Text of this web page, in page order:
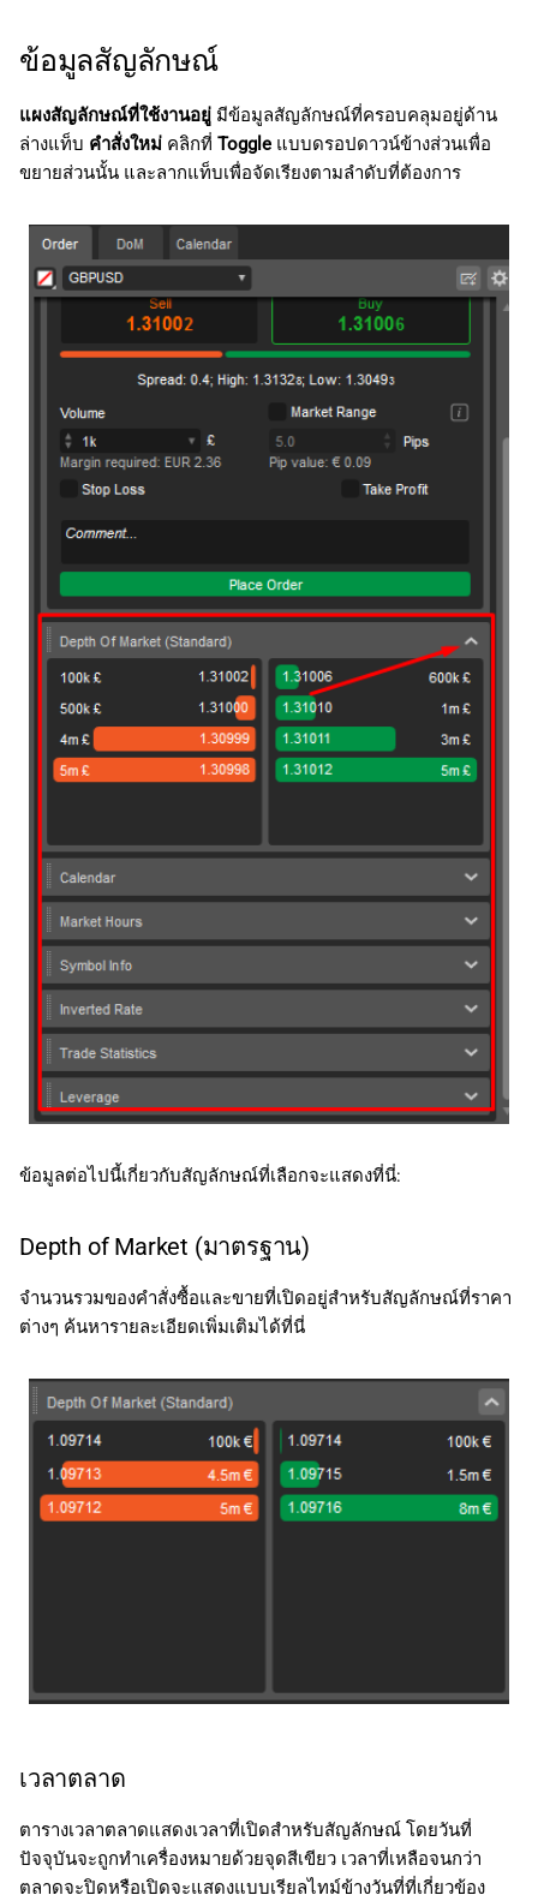
ข้อมูลสัญลักษณ์
แผงสัญลักษณ์ที่ใช้งานอยู่ มีข้อมูลสัญลักษณ์ที่ครอบคลุมอยู่ด้าน
ล่างแท็บ คำสั่งใหม่ คลิกที่ Toggle แบบดรอปดาวน์ข้างส่วนเพื่อ
ขยายส่วนนั้น และลากแท็บเพื่อจัดเรียงตามลำดับที่ต้องการ
ข้อมูลต่อไปนี้เกี่ยวกับสัญลักษณ์ที่เลือกจะแสดงที่นี่:
Depth of Market (มาตรฐาน)
จำนวนรวมของคำสั่งซื้อและขายที่เปิดอยู่สำหรับสัญลักษณ์ที่ราคา
ต่างๆ ค้นหารายละเอียดเพิ่มเติมได้ที่นี่
เวลาตลาด
ตารางเวลาตลาดแสดงเวลาที่เปิดสำหรับสัญลักษณ์ โดยวันที่
ปัจจุบันจะถูกทำเครื่องหมายด้วยจุดสีเขียว เวลาที่เหลือจนกว่า
ตลาดจะปิดหรือเปิดจะแสดงแบบเรียลไทม์ข้างวันที่ที่เกี่ยวข้อง